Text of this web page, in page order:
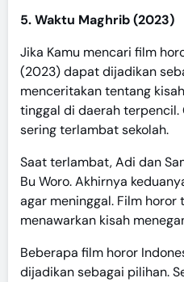
5. Waktu Maghrib (2023)
Jika Kamu mencari film
(2023) dapat dijadikan
menceritakan tentang
tinggal di daerah terpencil.
sering terlambat sekolah.
Saat terlambat, Adi dan
Bu Woro. Akhirnya
agar meninggal. Film horor
menawarkan kisah
Beberapa film horor
dijadikan sebagai pilihan.